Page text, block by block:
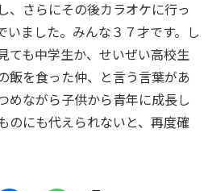
、さらにその後カラオケに行っ
いました。みんな３７才です。し
ても中学生か、せいぜい高校生
飯を食った仲、と言う言葉があ
めながら子供から青年に成長し
のにも代えられないと、再度確